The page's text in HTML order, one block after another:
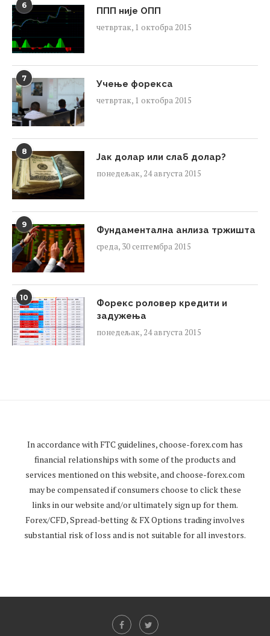
6
ППП није ОПП
четвртак, 1 октобра 2015
7
Учење форекса
четвртак, 1 октобра 2015
8
Јак долар или слаб долар?
понедељак, 24 августа 2015
9
Фундаментална анлиза тржишта
среда, 30 септембра 2015
10
Форекс роловер кредити и
задужења
понедељак, 24 августа 2015
In accordance with FTC guidelines,choose-forex.com has
financial relationships with some of the products and
services mentioned on this website, and choose-forex.com
may be compensated if consumers choose to click these
links in our website and/or ultimately sign up for them.
Forex/CFD, Spread-betting & FX Options trading involves
substantial risk of loss and is not suitable for all investors.